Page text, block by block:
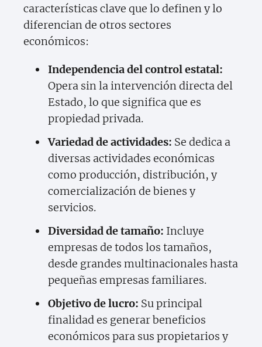
características clave que lo definen y lo
diferencian de otros sectores
económicos:
Independencia del control estatal:
Opera sin la intervención directa del
Estado, lo que significa que es
propiedad privada.
Variedad de actividades: Se dedica a
diversas actividades económicas
como producción, distribución, y
comercialización de bienes y
servicios.
Diversidad de tamaño: Incluye
empresas de todos los tamaños,
desde grandes multinacionales hasta
pequeñas empresas familiares.
Objetivo de lucro: Su principal
finalidad es generar beneficios
económicos para sus propietarios y